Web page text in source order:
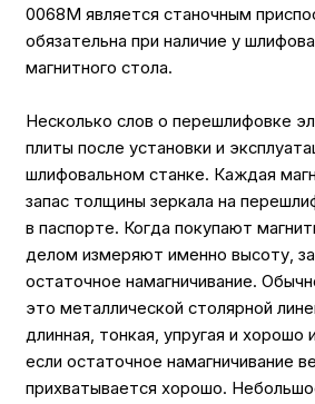
0068M является станочным
обязательна при наличие у
магнитного стола.
Несколько слов о перешлифовке
плиты после установки и
шлифовальном станке. Каждая
запас толщины зеркала на
в паспорте. Когда покупают
делом измеряют именно высоту,
остаточное намагничивание.
это металлической столярной
длинная, тонкая, упругая и хорошо
если остаточное намагничивание
прихватывается хорошо.